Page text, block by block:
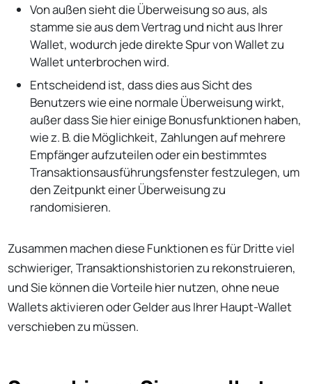
Von außen sieht die Überweisung so aus, als
stamme sie aus dem Vertrag und nicht aus Ihrer
Wallet, wodurch jede direkte Spur von Wallet zu
Wallet unterbrochen wird.
Entscheidend ist, dass dies aus Sicht des
Benutzers wie eine normale Überweisung wirkt,
außer dass Sie hier einige Bonusfunktionen haben,
wie z. B. die Möglichkeit, Zahlungen auf mehrere
Empfänger aufzuteilen oder ein bestimmtes
Transaktionsausführungsfenster festzulegen, um
den Zeitpunkt einer Überweisung zu
randomisieren.
Zusammen machen diese Funktionen es für Dritte viel
schwieriger, Transaktionshistorien zu rekonstruieren,
und Sie können die Vorteile hier nutzen, ohne neue
Wallets aktivieren oder Gelder aus Ihrer Haupt-Wallet
verschieben zu müssen.